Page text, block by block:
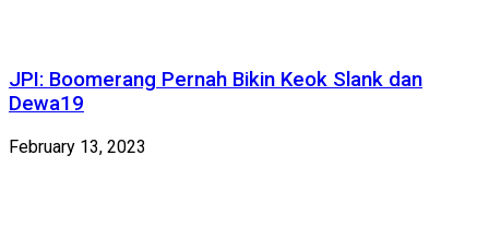
JPI: Boomerang Pernah Bikin Keok Slank dan
Dewa19
February 13, 2023